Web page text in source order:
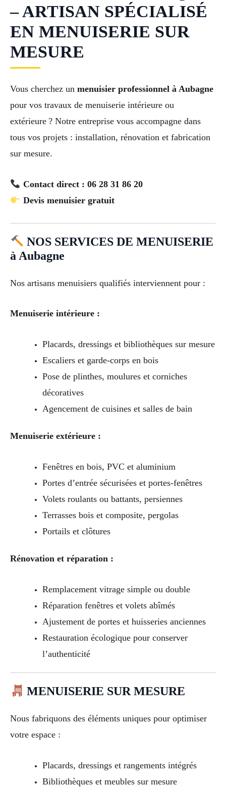
– ARTISAN SPÉCIALISÉ
EN MENUISERIE SUR
MESURE
Vous cherchez un menuisier professionnel à Aubagne
pour vos travaux de menuiserie intérieure ou
extérieure ? Notre entreprise vous accompagne dans
tous vos projets : installation, rénovation et fabrication
sur mesure.
Contact direct : 06 28 31 86 20
Devis menuisier gratuit
NOS SERVICES DE MENUISERIE
à Aubagne
Nos artisans menuisiers qualifiés interviennent pour :
Menuiserie intérieure :
Placards, dressings et bibliothèques sur mesure
Escaliers et garde-corps en bois
Pose de plinthes, moulures et corniches
décoratives
Agencement de cuisines et salles de bain
Menuiserie extérieure :
Fenêtres en bois, PVC et aluminium
Portes d’entrée sécurisées et portes-fenêtres
Volets roulants ou battants, persiennes
Terrasses bois et composite, pergolas
Portails et clôtures
Rénovation et réparation :
Remplacement vitrage simple ou double
Réparation fenêtres et volets abîmés
Ajustement de portes et huisseries anciennes
Restauration écologique pour conserver
l’authenticité
MENUISERIE SUR MESURE
Nous fabriquons des éléments uniques pour optimiser
votre espace :
Placards, dressings et rangements intégrés
Bibliothèques et meubles sur mesure